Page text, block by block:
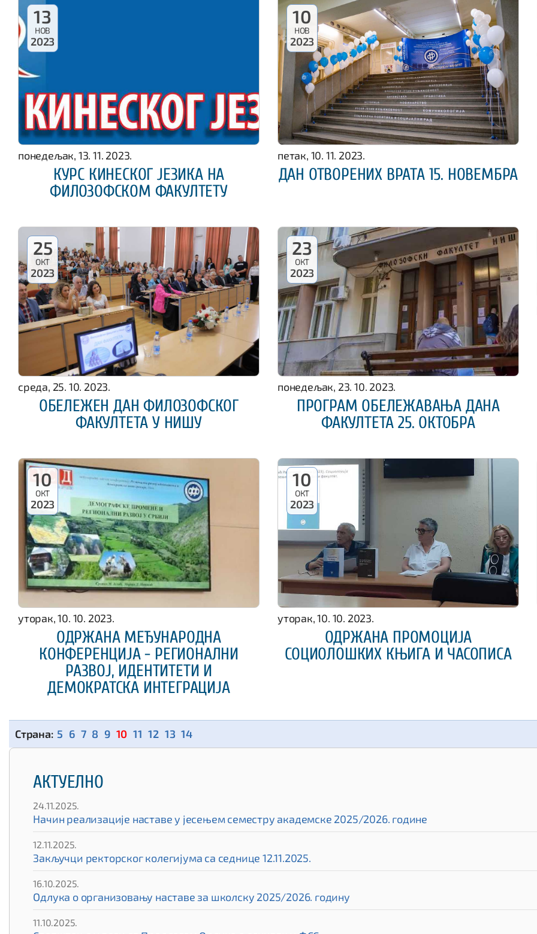
13
НОВ
2023
понедељак, 13. 11. 2023.
КУРС КИНЕСКОГ ЈЕЗИКА НА
ФИЛОЗОФСКОМ ФАКУЛТЕТУ
10
НОВ
2023
петак, 10. 11. 2023.
ДАН ОТВОРЕНИХ ВРАТА 15. НОВЕМБРА
25
ОКТ
2023
среда, 25. 10. 2023.
ОБЕЛЕЖЕН ДАН ФИЛОЗОФСКОГ
ФАКУЛТЕТА У НИШУ
23
ОКТ
2023
понедељак, 23. 10. 2023.
ПРОГРАМ ОБЕЛЕЖАВАЊА ДАНА
ФАКУЛТЕТА 25. ОКТОБРА
10
ОКТ
2023
уторак, 10. 10. 2023.
ОДРЖАНА МЕЂУНАРОДНА
КОНФЕРЕНЦИЈА - РЕГИОНАЛНИ
РАЗВОЈ, ИДЕНТИТЕТИ И
ДЕМОКРАТСКА ИНТЕГРАЦИЈА
10
ОКТ
2023
уторак, 10. 10. 2023.
ОДРЖАНА ПРОМОЦИЈА
СОЦИОЛОШКИХ КЊИГА И ЧАСОПИСА
5 6 7 8 9 10 11 12 13 14
АКТУЕЛНО
24.11.2025.
Начин реализације наставе у јесењем семестру академске 2025/2026. године
12.11.2025.
Закључци ректорског колегијума са седнице 12.11.2025.
16.10.2025.
Одлука о организовању наставе за школску 2025/2026. годину
11.10.2025.